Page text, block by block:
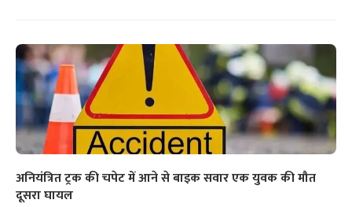
अनियंत्रित ट्रक की चपेट में आने से बाइक सवार एक युवक की मौत
दूसरा घायल